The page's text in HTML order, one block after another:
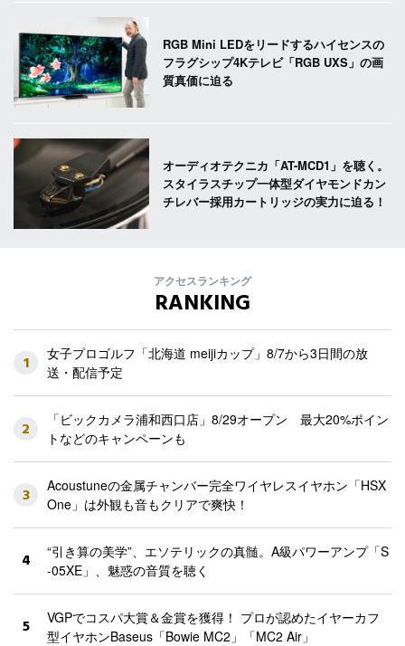
RGB Mini LEDをリードするハイセンスの
フラグシップ4Kテレビ「RGB UXS」の画
質真価に迫る
オーディオテクニカ「AT-MCD1」を聴く。
スタイラスチップ一体型ダイヤモンドカン
チレバー採用カートリッジの実力に迫る！
アクセスランキング
RANKING
1
女子プロゴルフ「北海道 meijiカップ」8/7から3日間の放
送・配信予定
2
「ビックカメラ浦和西口店」8/29オープン 最大20%ポイン
トなどのキャンペーンも
3
Acoustuneの金属チャンバー完全ワイヤレスイヤホン「HSX
One」は外観も音もクリアで爽快！
4
“引き算の美学”、エソテリックの真髄。A級パワーアンプ「S
-05XE」、魅惑の音質を聴く
5
VGPでコスパ大賞＆金賞を獲得！ プロが認めたイヤーカフ
型イヤホンBaseus「Bowie MC2」「MC2 Air」